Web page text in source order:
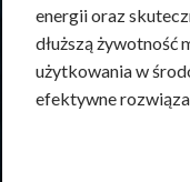
energii oraz
dłuższą żywotność
użytkowania w
efektywne